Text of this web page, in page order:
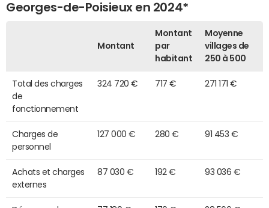
Georges-de-Poisieux en 2024*
Montant
Montant
par
habitant
Moyenne
villages de
250 à 500
Total des charges
de
fonctionnement
324 720 € 717 € 271 171 €
Charges de
personnel
127 000 € 280 € 91 453 €
Achats et charges
externes
87 030 € 192 € 93 036 €